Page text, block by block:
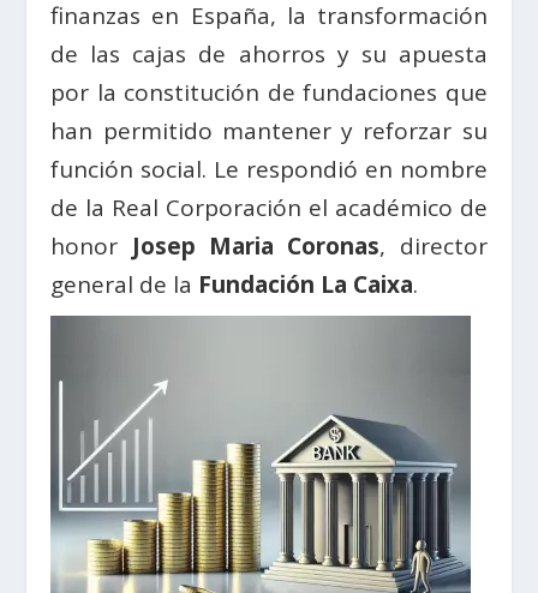
finanzas en España, la transformación
de las cajas de ahorros y su apuesta
por la constitución de fundaciones que
han permitido mantener y reforzar su
función social. Le respondió en nombre
de la Real Corporación el académico de
honor Josep Maria Coronas, director
general de la Fundación La Caixa.